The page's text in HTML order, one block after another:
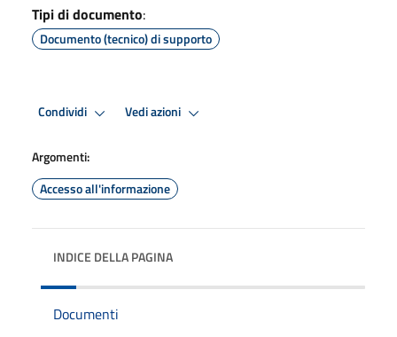
Tipi di documento:
Documento (tecnico) di supporto
Condividi Vedi azioni
Argomenti:
Accesso all'informazione
INDICE DELLA PAGINA
Documenti